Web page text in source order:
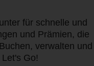
für schnelle und
und Prämien, die
verwalten und
Go!